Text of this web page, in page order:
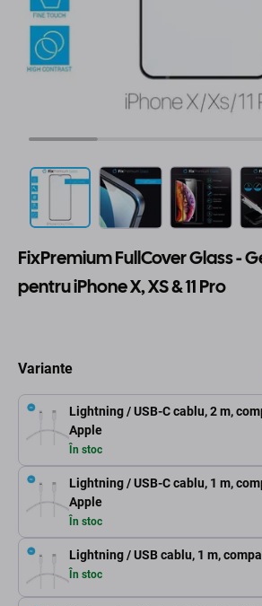
FixPremium FullCover Glass -
pentru iPhone X, XS & 11 Pro
Variante
Lightning / USB-C cablu, 2 m,
Apple
În stoc
Lightning / USB-C cablu, 1 m,
Apple
În stoc
Lightning / USB cablu, 1 m,
În stoc